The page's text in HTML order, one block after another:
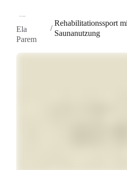
Ela
Parem
/
Rehabilitationssport
Saunanutzung